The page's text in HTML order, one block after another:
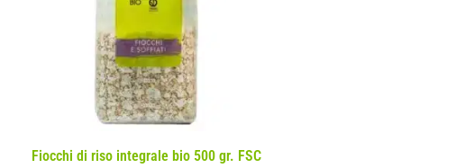
Fiocchi di riso integrale bio 500 gr. FSC